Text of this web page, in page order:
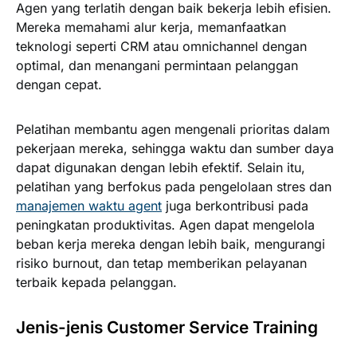
Agen yang terlatih dengan baik bekerja lebih efisien.
Mereka memahami alur kerja, memanfaatkan
teknologi seperti CRM atau omnichannel dengan
optimal, dan menangani permintaan pelanggan
dengan cepat.
Pelatihan membantu agen mengenali prioritas dalam
pekerjaan mereka, sehingga waktu dan sumber daya
dapat digunakan dengan lebih efektif. Selain itu,
pelatihan yang berfokus pada pengelolaan stres dan
manajemen waktu agent juga berkontribusi pada
peningkatan produktivitas. Agen dapat mengelola
beban kerja mereka dengan lebih baik, mengurangi
risiko burnout, dan tetap memberikan pelayanan
terbaik kepada pelanggan.
Jenis-jenis Customer Service Training